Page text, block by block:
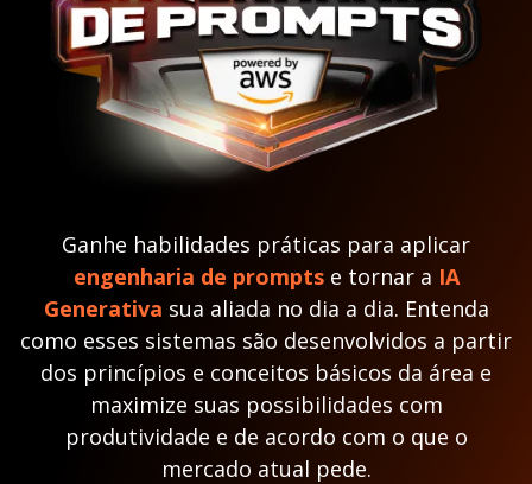
Ganhe habilidades práticas para aplicar
engenharia de prompts e tornar a IA
Generativa sua aliada no dia a dia. Entenda
como esses sistemas são desenvolvidos a partir
dos princípios e conceitos básicos da área e
maximize suas possibilidades com
produtividade e de acordo com o que o
mercado atual pede.